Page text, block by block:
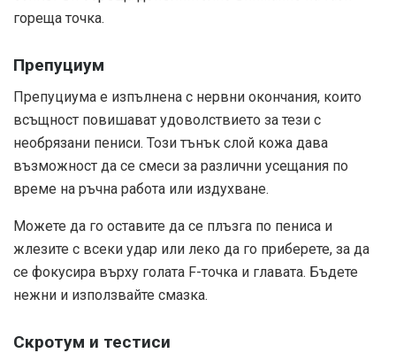
гореща точка.
Препуциум
Препуциума е изпълнена с нервни окончания, които
всъщност повишават удоволствието за тези с
необрязани пениси. Този тънък слой кожа дава
възможност да се смеси за различни усещания по
време на ръчна работа или издухване.
Можете да го оставите да се плъзга по пениса и
жлезите с всеки удар или леко да го приберете, за да
се фокусира върху голата F-точка и главата. Бъдете
нежни и използвайте смазка.
Скротум и тестиси